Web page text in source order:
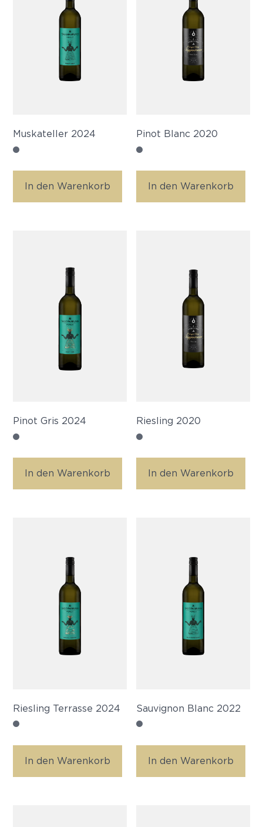
Muskateller 2024
In den Warenkorb
Pinot Blanc 2020
In den Warenkorb
Pinot Gris 2024
In den Warenkorb
Riesling 2020
In den Warenkorb
Riesling Terrasse 2024
In den Warenkorb
Sauvignon Blanc 2022
In den Warenkorb